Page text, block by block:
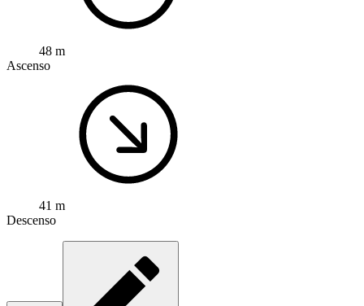
48 m
Ascenso
41 m
Descenso